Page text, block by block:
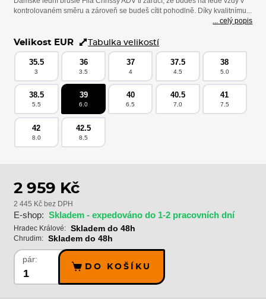
kontrolovaném směru a zároveň se budeš cítit pohodlně. Díky kvalitnímu...
... celý popis
Velikost EUR Tabulka velikostí
35.5
3
36
3.5
37
4
37.5
4.5
38
5.0
38.5
5.5
39
6.0
40
6.5
40.5
7.0
41
7.5
42
8.0
42.5
8.5
2 959 Kč
2 445 Kč bez DPH
E-shop: Skladem - expedováno do 1-2 pracovních dní
Hradec Králové: Skladem do 48h
Chrudim: Skladem do 48h
pár:
DO KOŠÍKU